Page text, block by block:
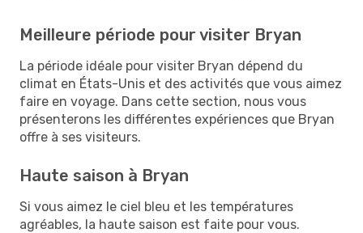
Meilleure période pour visiter Bryan
La période idéale pour visiter Bryan dépend du
climat en États-Unis et des activités que vous aimez
faire en voyage. Dans cette section, nous vous
présenterons les différentes expériences que Bryan
offre à ses visiteurs.
Haute saison à Bryan
Si vous aimez le ciel bleu et les températures
agréables, la haute saison est faite pour vous.